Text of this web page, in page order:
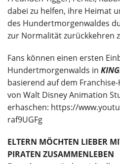
dabei zu helfen, ihre Heimat
des Hundertmorgenwaldes
zur Normalität zurückkehren
Fans können einen ersten
Hundertmorgenwalds in
basierend auf dem
von Walt Disney Animation
erhaschen: https://
raf9UGFg
ELTERN MÖCHTEN LIEBER
PIRATEN ZUSAMMENLEBEN